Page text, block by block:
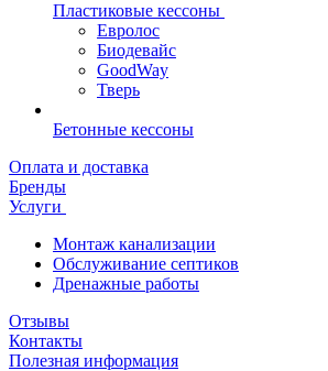
Пластиковые кессоны
Евролос
Биодевайс
GoodWay
Тверь
Бетонные кессоны
Оплата и доставка
Бренды
Услуги
Монтаж канализации
Обслуживание септиков
Дренажные работы
Отзывы
Контакты
Полезная информация